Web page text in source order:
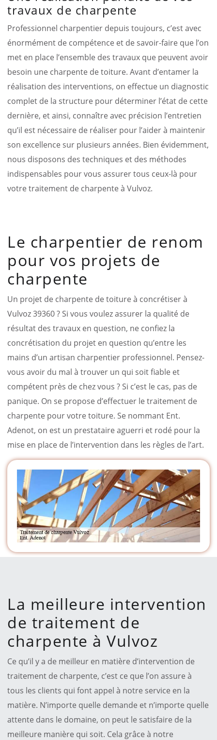
travaux de charpente
Professionnel charpentier depuis toujours, c’est avec
énormément de compétence et de savoir-faire que l’on
met en place l’ensemble des travaux que peuvent avoir
besoin une charpente de toiture. Avant d’entamer la
réalisation des interventions, on effectue un diagnostic
complet de la structure pour déterminer l’état de cette
dernière, et ainsi, connaître avec précision l’entretien
qu’il est nécessaire de réaliser pour l’aider à maintenir
son excellence sur plusieurs années. Bien évidemment,
nous disposons des techniques et des méthodes
indispensables pour vous assurer tous ceux-là pour
votre traitement de charpente à Vulvoz.
Le charpentier de renom
pour vos projets de
charpente
Un projet de charpente de toiture à concrétiser à
Vulvoz 39360 ? Si vous voulez assurer la qualité de
résultat des travaux en question, ne confiez la
concrétisation du projet en question qu’entre les
mains d’un artisan charpentier professionnel. Pensez-
vous avoir du mal à trouver un qui soit fiable et
compétent près de chez vous ? Si c’est le cas, pas de
panique. On se propose d’effectuer le traitement de
charpente pour votre toiture. Se nommant Ent.
Adenot, on est un prestataire aguerri et rodé pour la
mise en place de l’intervention dans les règles de l’art.
La meilleure intervention
de traitement de
charpente à Vulvoz
Ce qu’il y a de meilleur en matière d’intervention de
traitement de charpente, c’est ce que l’on assure à
tous les clients qui font appel à notre service en la
matière. N’importe quelle demande et n’importe quelle
attente dans le domaine, on peut le satisfaire de la
meilleure manière qui soit. Cela grâce à notre